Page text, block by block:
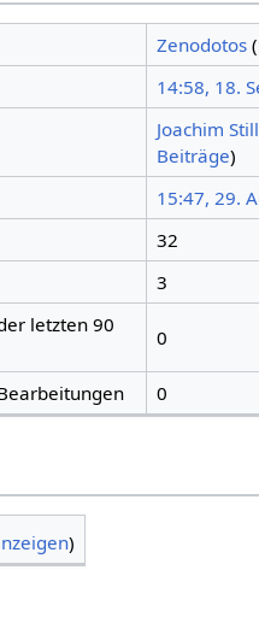
Zenodotos (
14:58, 18.
Joachim
Beiträge)
15:47, 29.
32
3
letzten 90
0
0
)